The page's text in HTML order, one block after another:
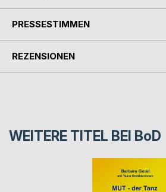
PRESSESTIMMEN
REZENSIONEN
WEITERE TITEL BEI BoD